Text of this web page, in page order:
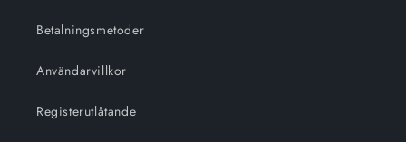
Betalningsmetoder
Användarvillkor
Registerutlåtande